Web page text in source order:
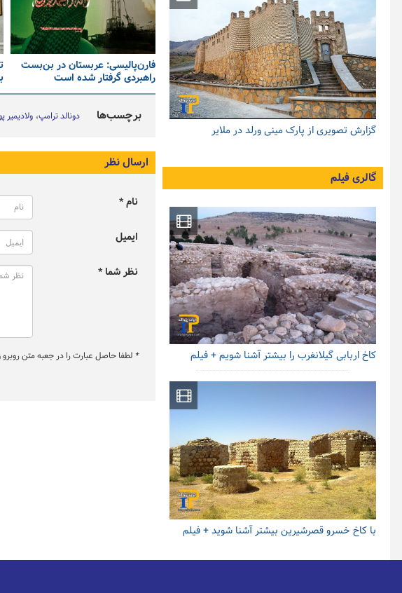
فارن‌پالیسی: عربستان در بن‌بست
راهبردی گرفتار شده است
برچسب‌ها دونالد ترامپ ولادیمیر
ارسال نظر
نام *
ایمیل
نظر شما *
* لطفا حاصل عبارت را در جعبه متن روبرو
گزارش تصویری از پارک مینی ورلد در ملایر
گالری فیلم
کاخ اربابی گیلانغرب را بیشتر آشنا شویم + فیلم
با کاخ خسرو قصرشیرین بیشتر آشنا شوید + فیلم